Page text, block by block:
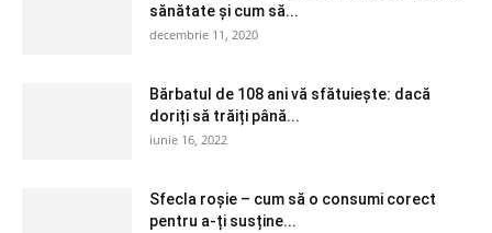
sănătate și cum să...
decembrie 11, 2020
Bărbatul de 108 ani vă sfătuiește: dacă
doriți să trăiți până...
iunie 16, 2022
Sfecla roșie – cum să o consumi corect
pentru a-ți susține...